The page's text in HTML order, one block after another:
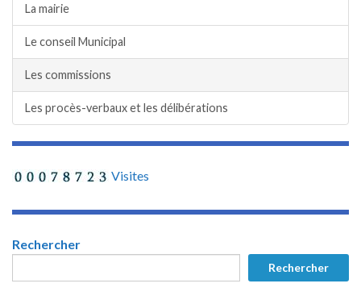
La mairie
Le conseil Municipal
Les commissions
Les procès-verbaux et les délibérations
Visites
Rechercher
Rechercher